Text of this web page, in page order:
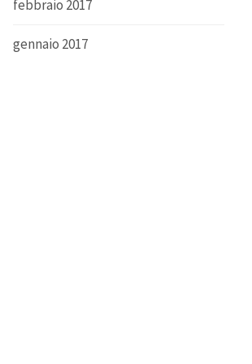
febbraio 2017
gennaio 2017